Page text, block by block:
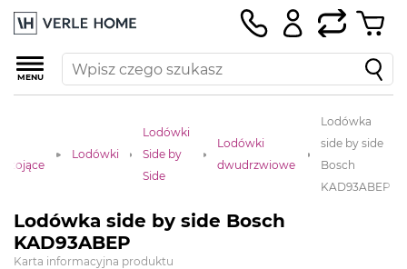
MENU
Lodówki
Lodówki
Side by
Side
Lodówki
dwudrzwiowe
Lodówka
side by side
Bosch
KAD93ABEP
Lodówka side by side Bosch
KAD93ABEP
Karta informacyjna produktu